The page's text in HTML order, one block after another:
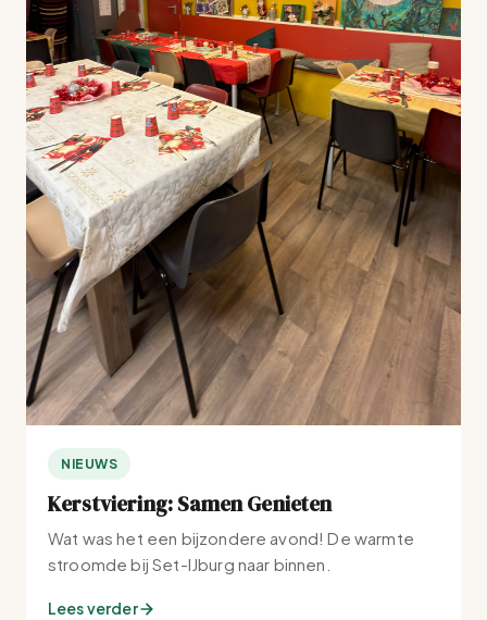
NIEUWS
Kerstviering: Samen Genieten
Wat was het een bijzondere avond! De warmte
stroomde bij Set-IJburg naar binnen.
Lees verder